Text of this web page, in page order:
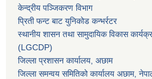
केन्द्रीय पञ्जिकरण विभाग
प्रिती फन्ट बाट युनिकोड कन्भर्रटर
स्थानीय शासन तथा सामुदायिक विकास
(LGCDP)
जिल्ला प्रशासन कार्यालय, अछाम
जिल्ला समन्वय समितिको कार्यालय अछाम,